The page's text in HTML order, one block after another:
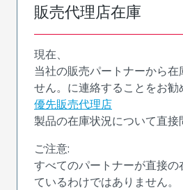
販売代理店在庫
現在、
当社の販売パートナーから在
せん。に連絡することをお勧
優先販売代理店
製品の在庫状況について直接
ご注意:
すべてのパートナーが直接の
ているわけではありません。